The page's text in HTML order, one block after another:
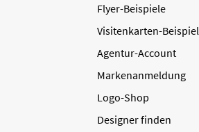
Flyer-Beispiele
Visitenkarten-
Agentur-Account
Markenanmeldung
Logo-Shop
Designer finden